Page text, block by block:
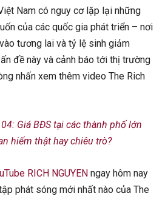
Nam có nguy cơ lặp lại những
của các quốc gia phát triển – nơi
tương lai và tỷ lệ sinh giảm
đề này và cảnh báo tới thị trường
nhấn xem thêm video The Rich
Giá BĐS tại các thành phố lớn
hiếm thật hay chiêu trò?
RICH NGUYEN ngay hôm nay
phát sóng mới nhất nào của The